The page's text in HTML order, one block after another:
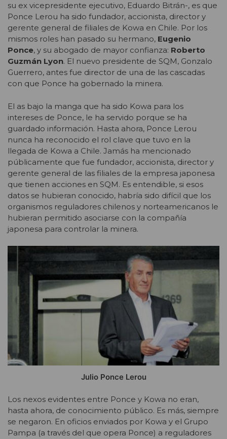
su ex vicepresidente ejecutivo, Eduardo Bitrán-, es que
Ponce Lerou ha sido fundador, accionista, director y
gerente general de filiales de Kowa en Chile. Por los
mismos roles han pasado su hermano, Eugenio
Ponce, y su abogado de mayor confianza: Roberto
Guzmán Lyon. El nuevo presidente de SQM, Gonzalo
Guerrero, antes fue director de una de las cascadas
con que Ponce ha gobernado la minera.
El as bajo la manga que ha sido Kowa para los
intereses de Ponce, le ha servido porque se ha
guardado información. Hasta ahora, Ponce Lerou
nunca ha reconocido el rol clave que tuvo en la
llegada de Kowa a Chile. Jamás ha mencionado
públicamente que fue fundador, accionista, director y
gerente general de las filiales de la empresa japonesa
que tienen acciones en SQM. Es entendible, si esos
datos se hubieran conocido, habría sido difícil que los
organismos reguladores chilenos y norteamericanos le
hubieran permitido asociarse con la compañía
japonesa para controlar la minera.
Julio Ponce Lerou
Los nexos evidentes entre Ponce y Kowa no eran,
hasta ahora, de conocimiento público. Es más, siempre
se negaron. En oficios enviados por Kowa y el Grupo
Pampa (a través del que opera Ponce) a reguladores